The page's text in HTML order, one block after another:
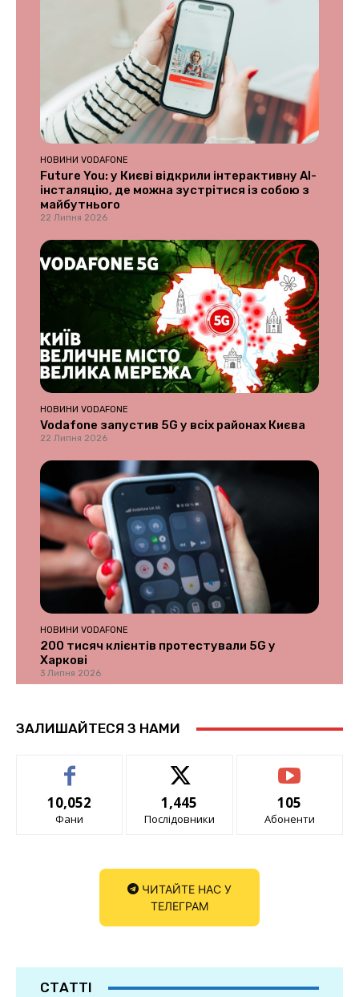
НОВИНИ VODAFONE
Future You: у Києві відкрили інтерактивну AI-
інсталяцію, де можна зустрітися із собою з
майбутнього
22 Липня 2026
НОВИНИ VODAFONE
Vodafone запустив 5G у всіх районах Києва
22 Липня 2026
НОВИНИ VODAFONE
200 тисяч клієнтів протестували 5G у
Харкові
3 Липня 2026
ЗАЛИШАЙТЕСЯ З НАМИ
10,052
Фани
1,445
Послідовники
105
Абоненти
ЧИТАЙТЕ НАС У
ТЕЛЕГРАМ
СТАТТІ